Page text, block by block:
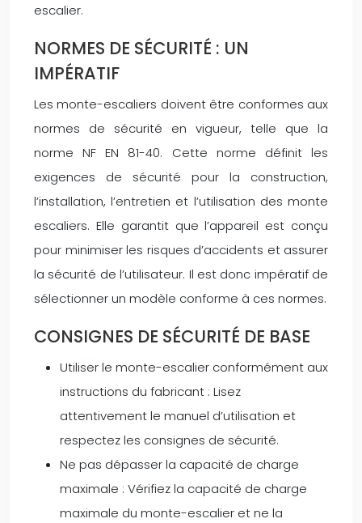
escalier.
NORMES DE SÉCURITÉ : UN
IMPÉRATIF
Les monte-escaliers doivent être conformes aux
normes de sécurité en vigueur, telle que la
norme NF EN 81-40. Cette norme définit les
exigences de sécurité pour la construction,
l’installation, l’entretien et l’utilisation des monte
escaliers. Elle garantit que l’appareil est conçu
pour minimiser les risques d’accidents et assurer
la sécurité de l’utilisateur. Il est donc impératif de
sélectionner un modèle conforme à ces normes.
CONSIGNES DE SÉCURITÉ DE BASE
Utiliser le monte-escalier conformément aux
instructions du fabricant : Lisez
attentivement le manuel d’utilisation et
respectez les consignes de sécurité.
Ne pas dépasser la capacité de charge
maximale : Vérifiez la capacité de charge
maximale du monte-escalier et ne la